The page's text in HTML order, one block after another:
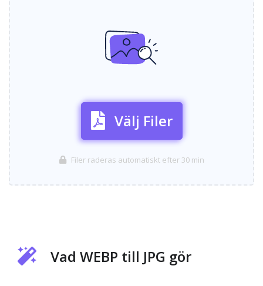
Välj Filer
Filer raderas automatiskt efter 30 min
Vad WEBP till JPG gör